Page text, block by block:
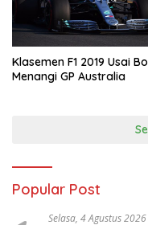
Klasemen F1 2019 Usai
Menangi GP Australia
Popular Post
Selasa, 4 Agustus